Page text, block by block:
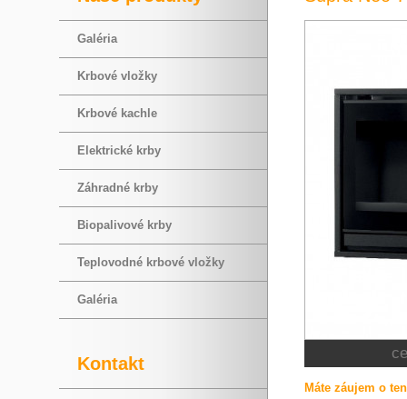
Galéria
Krbové vložky
Krbové kachle
Elektrické krby
Záhradné krby
Biopalivové krby
Teplovodné krbové vložky
Galéria
Kontakt
Máte záujem o